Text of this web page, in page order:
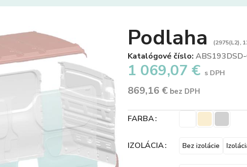
Podlaha (2975(L2),
Katalógové číslo:
1 069,07 € s DPH
869,16 €bez DPH
FARBA
IZOLÁCIA Bez izolácie